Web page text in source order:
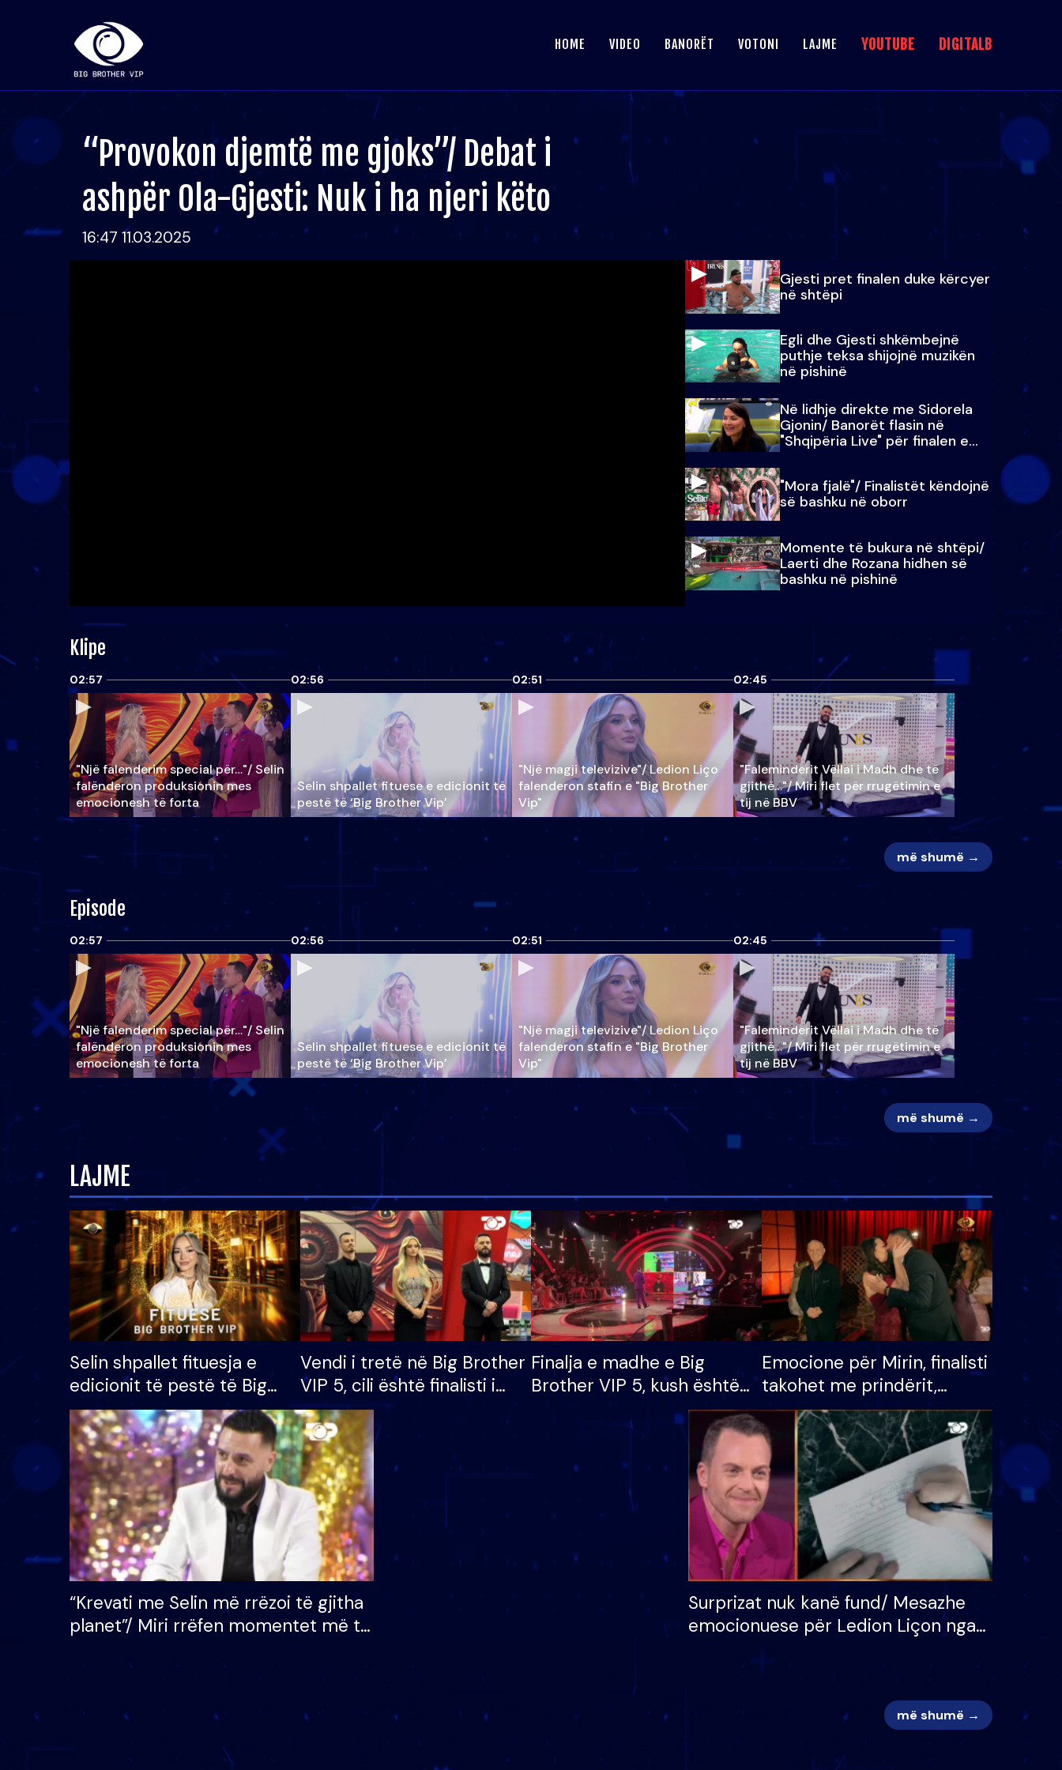
HOME VIDEO BANORËT VOTONI LAJME YOUTUBE DIGITALB
“Provokon djemtë me gjoks”/ Debat i
ashpër Ola-Gjesti: Nuk i ha njeri këto
16:47 11.03.2025
Gjesti pret finalen duke kërcyer
në shtëpi
Egli dhe Gjesti shkëmbejnë
puthje teksa shijojnë muzikën
në pishinë
Në lidhje direkte me Sidorela
Gjonin/ Banorët flasin në
"Shqipëria Live" për finalen e
madhe
"Mora fjalë"/ Finalistët këndojnë
së bashku në oborr
Momente të bukura në shtëpi/
Laerti dhe Rozana hidhen së
bashku në pishinë
Klipe
02:57
"Një falenderim special për…"/ Selin
falënderon produksionin mes
emocionesh të forta
02:56
Selin shpallet fituese e edicionit të
pestë të ‘Big Brother Vip’
02:51
"Një magji televizive"/ Ledion Liço
falenderon stafin e "Big Brother
Vip"
02:45
"Faleminderit Vëllai i Madh dhe të
gjithë…"/ Miri flet për rrugëtimin e
tij në BBV
më shumë →
Episode
02:57
"Një falenderim special për…"/ Selin
falënderon produksionin mes
emocionesh të forta
02:56
Selin shpallet fituese e edicionit të
pestë të ‘Big Brother Vip’
02:51
"Një magji televizive"/ Ledion Liço
falenderon stafin e "Big Brother
Vip"
02:45
"Faleminderit Vëllai i Madh dhe të
gjithë…"/ Miri flet për rrugëtimin e
tij në BBV
më shumë →
LAJME
Selin shpallet fituesja e
edicionit të pestë të Big
Brother VIP, rrëmben
çmimin e madh prej 100
mijë eurosh
Vendi i tretë në Big Brother
VIP 5, cili është finalisti i
radhës që lë shtëpinë
Finalja e madhe e Big
Brother VIP 5, kush është
banori i parë që lë shtëpinë
dhe humb mundësinë për
të fituar çmimin e madh
Emocione për Mirin, finalisti
takohet me prindërit,
vajzën dhe bashkëshorten:
S’kemi ndonjë letër divorci
apo jo?
“Krevati me Selin më rrëzoi të gjitha
planet”/ Miri rrëfen momentet më të
mungojë zilja e mëngjesit kur…
Surprizat nuk kanë fund/ Mesazhe
emocionuese për Ledion Liçon nga
më shumë →